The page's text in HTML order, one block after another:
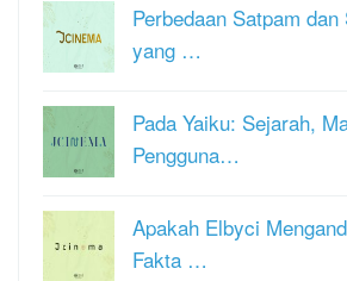
Perbedaan Satpam
yang …
Pada Yaiku: Sejarah,
Pengguna…
Apakah Elbyci
Fakta …